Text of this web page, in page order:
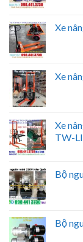
Xe
Xe
Xe
TW-
Bộ
Bộ